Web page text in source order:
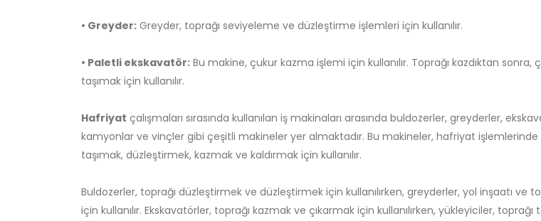
• Greyder: Greyder, toprağı seviyeleme ve düzleştirme işlemleri için kullanılır.
• Paletli ekskavatör: Bu makine, çukur kazma işlemi için kullanılır. Toprağı kazdıktan sonra,
taşımak için kullanılır.
Hafriyat çalışmaları sırasında kullanılan iş makinaları arasında buldozerler, greyderler,
kamyonlar ve vinçler gibi çeşitli makineler yer almaktadır. Bu makineler, hafriyat işlemlerinde
taşımak, düzleştirmek, kazmak ve kaldırmak için kullanılır.
Buldozerler, toprağı düzleştirmek ve düzleştirmek için kullanılırken, greyderler, yol inşaatı ve
için kullanılır. Ekskavatörler, toprağı kazmak ve çıkarmak için kullanılırken, yükleyiciler, toprağı